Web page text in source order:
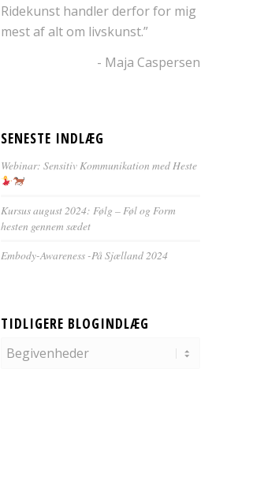
Ridekunst handler derfor for mig
mest af alt om livskunst.”
- Maja Caspersen
SENESTE INDLÆG
Webinar: Sensitiv Kommunikation med Heste
Kursus august 2024: Følg – Føl og Form
hesten gennem sædet
Embody-Awareness -På Sjælland 2024
TIDLIGERE BLOGINDLÆG
Tidligere